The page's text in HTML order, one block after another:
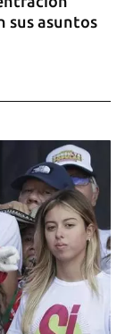
sus asuntos
para el día a